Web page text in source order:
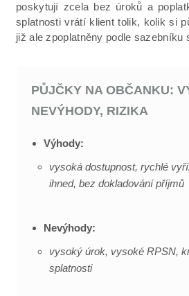
poskytují zcela bez úroků a
splatnosti vrátí klient tolik, kolik si
již ale zpoplatněny podle sazebníku
PŮJČKY NA OBČANKU:
NEVÝHODY, RIZIKA
Výhody:
vysoká dostupnost, rychlé
ihned, bez dokladování příjmů
Nevýhody:
vysoký úrok, vysoké RPSN,
splatnosti